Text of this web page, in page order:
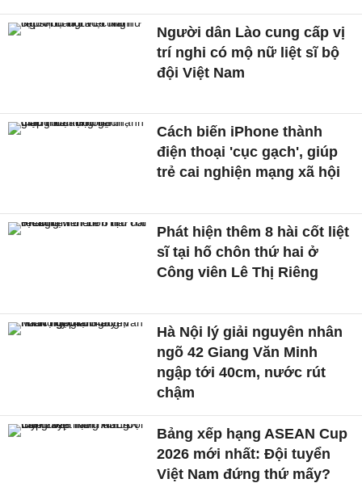
Người dân Lào cung cấp vị
trí nghi có mộ nữ liệt sĩ bộ
đội Việt Nam
Cách biến iPhone thành
điện thoại 'cục gạch', giúp
trẻ cai nghiện mạng xã hội
Phát hiện thêm 8 hài cốt liệt
sĩ tại hố chôn thứ hai ở
Công viên Lê Thị Riêng
Hà Nội lý giải nguyên nhân
ngõ 42 Giang Văn Minh
ngập tới 40cm, nước rút
chậm
Bảng xếp hạng ASEAN Cup
2026 mới nhất: Đội tuyển
Việt Nam đứng thứ mấy?